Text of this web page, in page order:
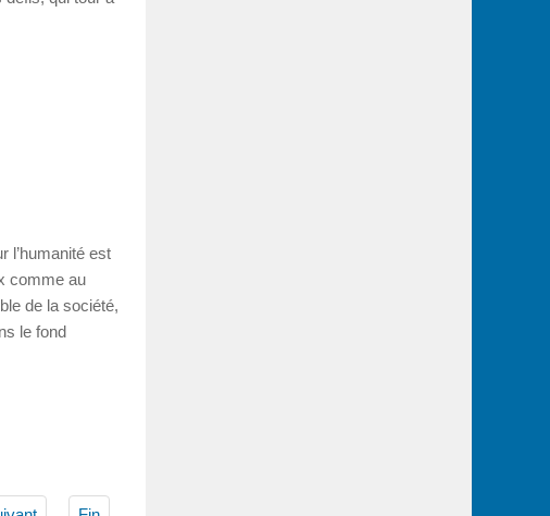
l’humanité est
comme au
de la société,
le fond